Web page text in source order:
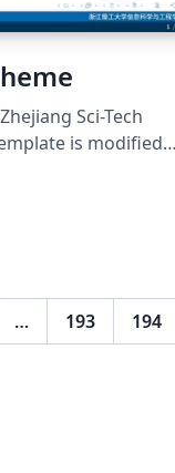
Sci-Tech
is modified
… 193 194